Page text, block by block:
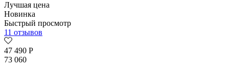
Лучшая цена
Новинка
Быстрый просмотр
11 отзывов
47 490 Р
73 060